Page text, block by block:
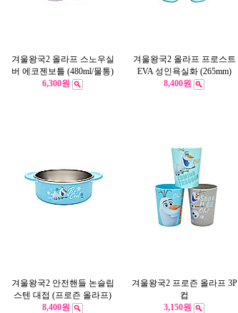
겨울왕국2 올라프 스노우실
버 에코젠보틀 (480ml/물통)
6,300원
겨울왕국2 올라프 프로스트
EVA 성인욕실화 (265mm)
8,400원
겨울왕국2 안전핸들 논슬립
스텐 대접 (프로즌 올라프)
8,400원
겨울왕국2 프로즌 올라프 3P
컵
3,150원